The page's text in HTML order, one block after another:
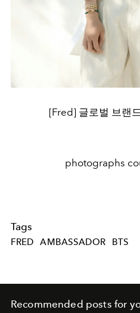
[Fred] 글로벌 브랜
photographs
Tags
FRED AMBASSADOR BTS
Recommended posts for